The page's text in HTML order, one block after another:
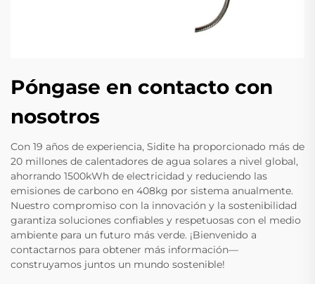
Póngase en contacto con
nosotros
Con 19 años de experiencia, Sidite ha proporcionado más de
20 millones de calentadores de agua solares a nivel global,
ahorrando 1500kWh de electricidad y reduciendo las
emisiones de carbono en 408kg por sistema anualmente.
Nuestro compromiso con la innovación y la sostenibilidad
garantiza soluciones confiables y respetuosas con el medio
ambiente para un futuro más verde. ¡Bienvenido a
contactarnos para obtener más información—
construyamos juntos un mundo sostenible!